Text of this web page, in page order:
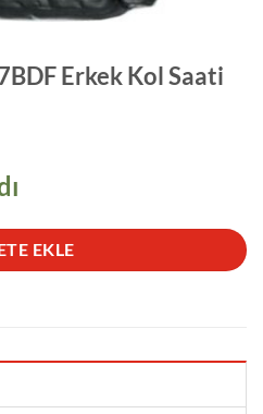
Erkek Kol Saati
EKLE